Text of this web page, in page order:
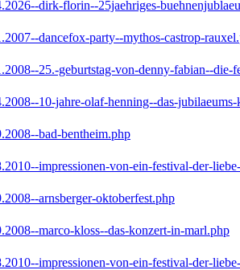
dirk-florin--25jaehriges-
dancefox-party--mythos-castrop-
25.-geburtstag-von-denny-fabian--die-
10-jahre-olaf-henning--das-
bad-bentheim.php
impressionen-von-ein-festival-der-
arnsberger-oktoberfest.php
marco-kloss--das-konzert-in-marl.php
impressionen-von-ein-festival-der-